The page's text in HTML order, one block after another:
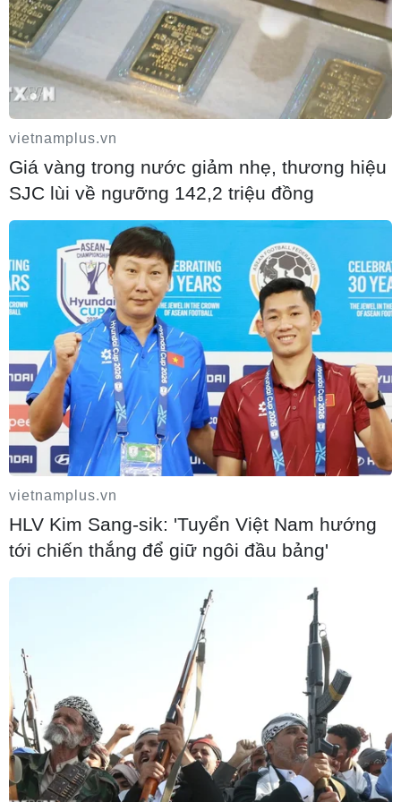
Nhận định Việt Nam vs Campuchia: Vì
sao thầy trò HLV Kim Sang-sik cần giành
ngôi đầu bảng?
06/08/2026 11:05
Nhận định Việt Nam vs Campuchia: 'Phù
thủy Kim' sẽ xoay tua toan tính đường
dài?
vietnamplus.vn
Giá vàng trong nước giảm nhẹ, thương hiệu
SJC lùi về ngưỡng 142,2 triệu đồng
vietnamplus.vn
HLV Kim Sang-sik: 'Tuyển Việt Nam hướng
tới chiến thắng để giữ ngôi đầu bảng'